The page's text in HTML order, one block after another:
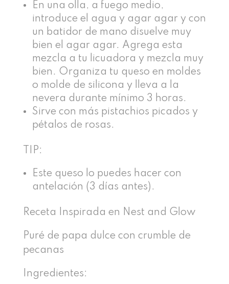
En una olla, a fuego medio,
introduce el agua y agar agar y con
un batidor de mano disuelve muy
bien el agar agar. Agrega esta
mezcla a tu licuadora y mezcla muy
bien. Organiza tu queso en moldes
o molde de silicona y lleva a la
nevera durante mínimo 3 horas.
Sirve con más pistachios picados y
pétalos de rosas.
TIP:
Este queso lo puedes hacer con
antelación (3 días antes).
Receta Inspirada en Nest and Glow
Puré de papa dulce con crumble de
pecanas
Ingredientes: